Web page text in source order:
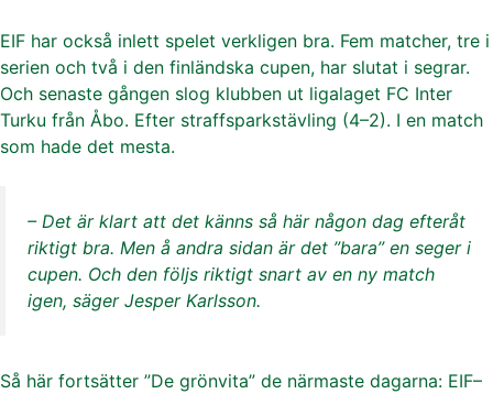
EIF har också inlett spelet verkligen bra. Fem matcher, tre i
serien och två i den finländska cupen, har slutat i segrar.
Och senaste gången slog klubben ut ligalaget FC Inter
Turku från Åbo. Efter straffsparkstävling (4–2). I en match
som hade det mesta.
– Det är klart att det känns så här någon dag efteråt
riktigt bra. Men å andra sidan är det ”bara” en seger i
cupen. Och den följs riktigt snart av en ny match
igen, säger Jesper Karlsson.
Så här fortsätter ”De grönvita” de närmaste dagarna: EIF–